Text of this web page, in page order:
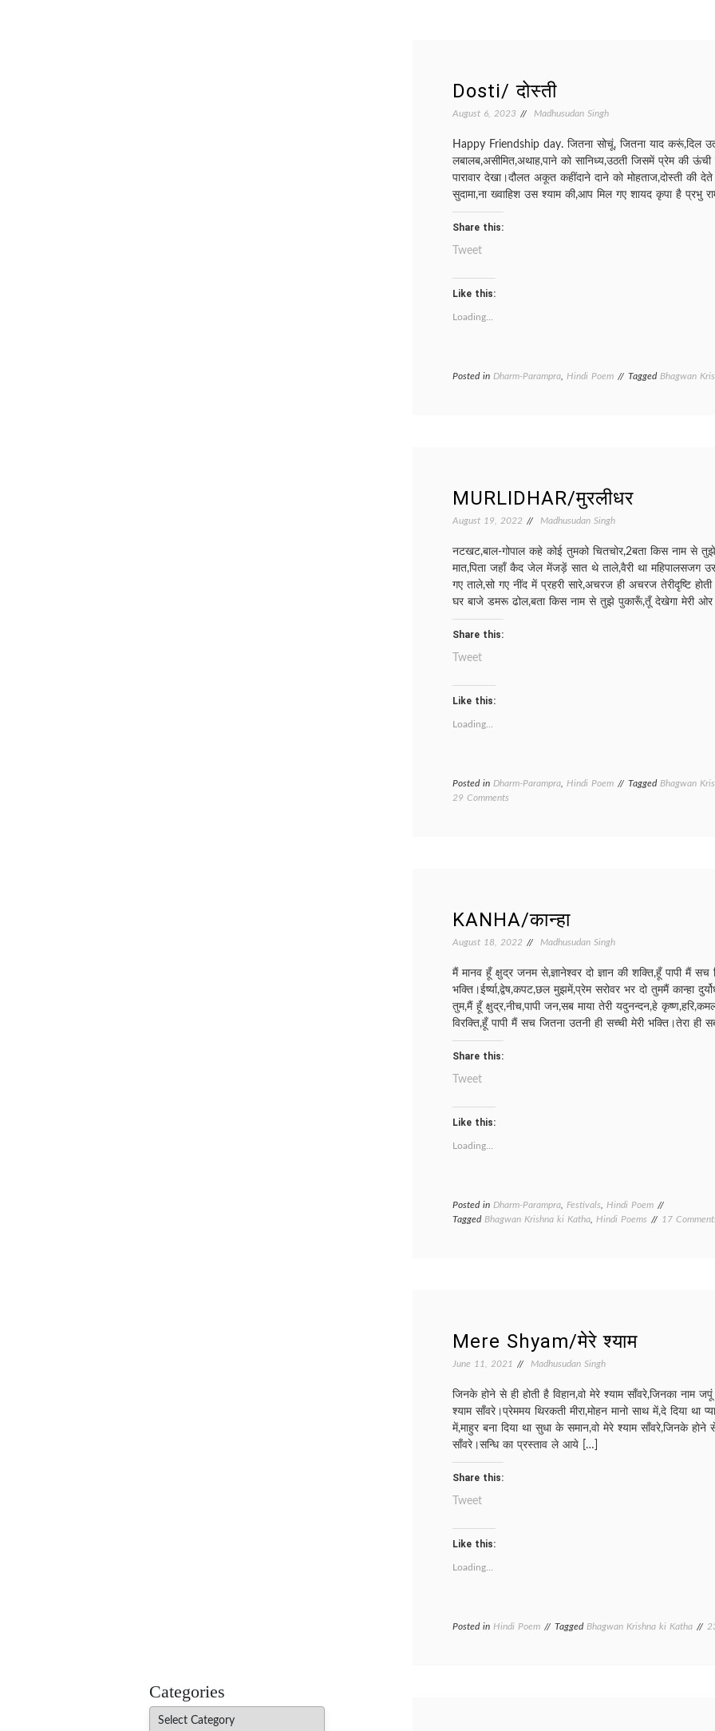
Categories
Categories
Dosti/ दोस्ती
August 6, 2023 Madhusudan Singh
Happy Friendship day. जितना सोचूं, जितना याद करूं,दिल
लबालब,असीमित,अथाह,पाने को सानिध्य,उठती जिसमें प्रेम की
पारावार देखा।दौलत अकूत कहींदाने दाने को मोहताज,दोस्ती की
सुदामा,ना ख्वाहिश उस श्याम की,आप मिल गए शायद कृपा है प्रभु
Share this:
Tweet
Like this:
Loading...
Posted in Dharm-Parampra Hindi Poem Tagged Bhagwan
MURLIDHAR/मुरलीधर
August 19, 2022 Madhusudan Singh
नटखट,बाल-गोपाल कहे कोई तुमको चितचोर,2बता किस नाम से
मात,पिता जहाँ कैद जेल मेंजड़ें सात थे ताले,वैरी था
गए ताले,सो गए नींद में प्रहरी सारे,अचरज ही अचरज तेरीदृष्टि
घर बाजे डमरू ढोल,बता किस नाम से तुझे पुकारूँ,तूँ देखेगा मेरी
Share this:
Tweet
Like this:
Loading...
Posted in Dharm-Parampra Hindi Poem Tagged Bhagwan
29 Comments
KANHA/कान्हा
August 18, 2022 Madhusudan Singh
मैं मानव हूँ क्षुद्र जनम से,ज्ञानेश्वर दो ज्ञान की शक्ति,हूँ पापी मैं सच
भक्ति।ईर्ष्या,द्वेष,कपट,छल मुझमें,प्रेम सरोवर भर दो तुममैं कान्हा
तुम,मैं हूँ क्षुद्र,नीच,पापी जन,सब माया तेरी यदुनन्दन,हे
विरक्ति,हूँ पापी मैं सच जितना उतनी ही सच्ची मेरी भक्ति।तेरा ही
Share this:
Tweet
Like this:
Loading...
Posted in Dharm-Parampra Festivals
Hindi Poem
Tagged Bhagwan Krishna ki Katha Hindi Poems 17
Mere Shyam/मेरे श्याम
June 11, 2021 Madhusudan Singh
जिनके होने से ही होती है विहान,वो मेरे श्याम साँवरे,जिनका नाम
श्याम साँवरे।प्रेममय थिरकती मीरा,मोहन मानो साथ में,दे दिया था
में,माहुर बना दिया था सुधा के समान,वो मेरे श्याम साँवरे,जिनके होने से
साँवरे।सन्धि का प्रस्ताव ले आये […]
Share this:
Tweet
Like this:
Loading...
Posted in Hindi Poem Tagged Bhagwan Krishna ki Katha